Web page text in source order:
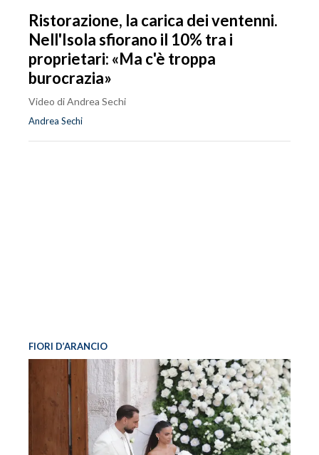
Ristorazione, la carica dei ventenni.
Nell'Isola sfiorano il 10% tra i
proprietari: «Ma c'è troppa
burocrazia»
Video di Andrea Sechi
Andrea Sechi
FIORI D’ARANCIO